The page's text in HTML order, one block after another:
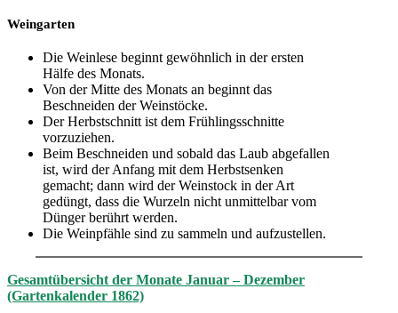
Weingarten
Die Weinlese beginnt gewöhnlich in der ersten
Hälfe des Monats.
Von der Mitte des Monats an beginnt das
Beschneiden der Weinstöcke.
Der Herbstschnitt ist dem Frühlingsschnitte
vorzuziehen.
Beim Beschneiden und sobald das Laub abgefallen
ist, wird der Anfang mit dem Herbstsenken
gemacht; dann wird der Weinstock in der Art
gedüngt, dass die Wurzeln nicht unmittelbar vom
Dünger berührt werden.
Die Weinpfähle sind zu sammeln und aufzustellen.
Gesamtübersicht der Monate Januar – Dezember
(Gartenkalender 1862)